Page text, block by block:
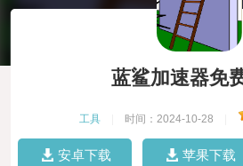
蓝鲨加速器免
工具 时间：2024-10-28
安卓下载 苹果下载